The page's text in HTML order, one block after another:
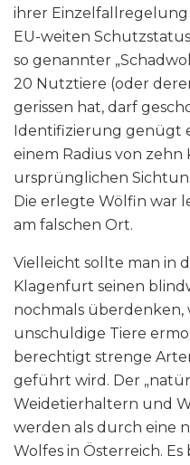
ihrer
EU-weiten
so genannter
20 Nutztiere (oder
gerissen hat, darf
Identifizierung genügt
einem Radius von
ursprünglichen
Die erlegte Wölfin war
am falschen Ort.
Vielleicht sollte man in
Klagenfurt seinen
nochmals überdenken,
unschuldige Tiere
berechtigt strenge
geführt wird. Der
Weidetierhaltern und
werden als durch eine
Wolfes in Österreich.